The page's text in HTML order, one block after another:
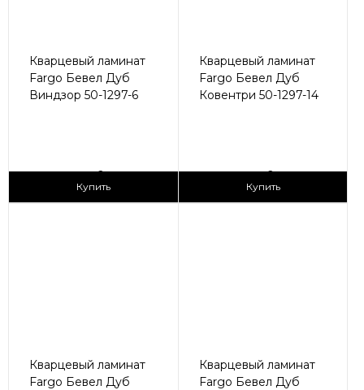
Кварцевый ламинат
Fargo Бевел Дуб
Виндзор 50-1297-6
2
Купить
Кварцевый ламинат
Fargo Бевел Дуб
Ковентри 50-1297-14
2
Купить
Кварцевый ламинат
Fargo Бевел Дуб
Кварцевый ламинат
Fargo Бевел Дуб